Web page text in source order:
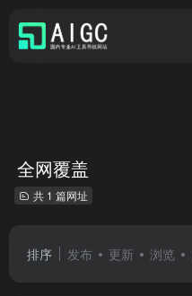
全网覆盖
共 1 篇网址
排序 发布 更新 浏览